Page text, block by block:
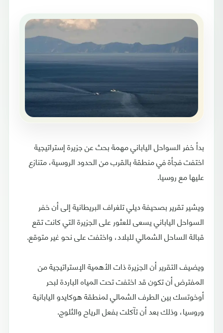
بدأ خفر السواحل الياباني مهمة بحث عن جزيرة إستراتيجية
اختفت فجأة في منطقة بالقرب من الحدود الروسية، متنازع
عليها مع روسيا.
ويشير تقرير بصحيفة ديلي تلغراف البريطانية إلى أن خفر
السواحل الياباني يسعى للعثور على الجزيرة التي كانت تقع
قبالة الساحل الشمالي للبلاد، واختفت على نحو غير متوقع.
ويضيف التقرير أن الجزيرة ذات الأهمية الإستراتيجية من
المفترض أن تكون قد اختفت تحت المياه الباردة لبحر
أوخوتسك بين الطرف الشمالي لمنطقة هوكايدو اليابانية
وروسيا، وذلك بعد أن تآكلت بفعل الرياح والثلوج.